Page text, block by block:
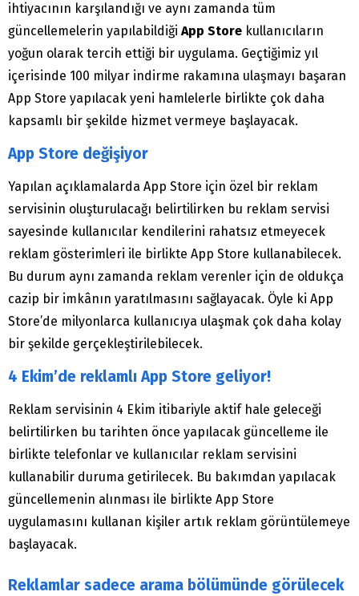
ihtiyacının karşılandığı ve aynı zamanda tüm
güncellemelerin yapılabildiği App Store kullanıcıların
yoğun olarak tercih ettiği bir uygulama. Geçtiğimiz yıl
içerisinde 100 milyar indirme rakamına ulaşmayı başaran
App Store yapılacak yeni hamlelerle birlikte çok daha
kapsamlı bir şekilde hizmet vermeye başlayacak.
App Store değişiyor
Yapılan açıklamalarda App Store için özel bir reklam
servisinin oluşturulacağı belirtilirken bu reklam servisi
sayesinde kullanıcılar kendilerini rahatsız etmeyecek
reklam gösterimleri ile birlikte App Store kullanabilecek.
Bu durum aynı zamanda reklam verenler için de oldukça
cazip bir imkânın yaratılmasını sağlayacak. Öyle ki App
Store’de milyonlarca kullanıcıya ulaşmak çok daha kolay
bir şekilde gerçekleştirilebilecek.
4 Ekim’de reklamlı App Store geliyor!
Reklam servisinin 4 Ekim itibariyle aktif hale geleceği
belirtilirken bu tarihten önce yapılacak güncelleme ile
birlikte telefonlar ve kullanıcılar reklam servisini
kullanabilir duruma getirilecek. Bu bakımdan yapılacak
güncellemenin alınması ile birlikte App Store
uygulamasını kullanan kişiler artık reklam görüntülemeye
başlayacak.
Reklamlar sadece arama bölümünde görülecek